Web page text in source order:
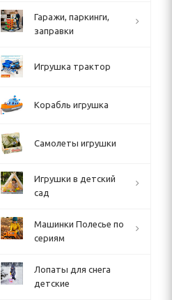
Гаражи, паркинги,
заправки
Игрушка трактор
Корабль игрушка
Самолеты игрушки
Игрушки в детский
сад
Машинки Полесье по
сериям
Лопаты для снега
детские